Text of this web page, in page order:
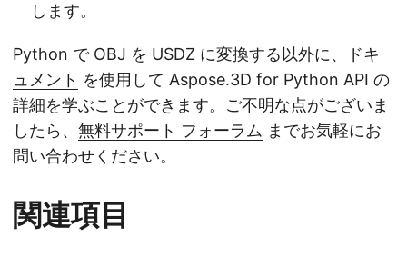
します。
Python で OBJ を USDZ に変換する以外に、
ドキ
ュメント を使用して Aspose.3D for Python API の
詳細を学ぶことができます。ご不明な点がございま
したら、 無料サポート フォーラム までお気軽にお
問い合わせください。
関連項目